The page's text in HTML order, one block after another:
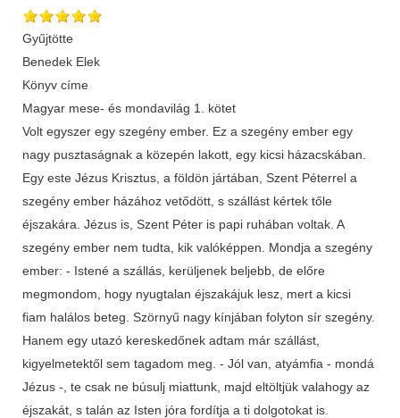
Gyűjtötte
Benedek Elek
Könyv címe
Magyar mese- és mondavilág 1. kötet
Volt egyszer egy szegény ember. Ez a szegény ember egy
nagy pusztaságnak a közepén lakott, egy kicsi házacskában.
Egy este Jézus Krisztus, a földön jártában, Szent Péterrel a
szegény ember házához vetődött, s szállást kértek tőle
éjszakára. Jézus is, Szent Péter is papi ruhában voltak. A
szegény ember nem tudta, kik valóképpen. Mondja a szegény
ember: - Istené a szállás, kerüljenek beljebb, de előre
megmondom, hogy nyugtalan éjszakájuk lesz, mert a kicsi
fiam halálos beteg. Szörnyű nagy kínjában folyton sír szegény.
Hanem egy utazó kereskedőnek adtam már szállást,
kigyelmetektől sem tagadom meg. - Jól van, atyámfia - mondá
Jézus -, te csak ne búsulj miattunk, majd eltöltjük valahogy az
éjszakát, s talán az Isten jóra fordítja a ti dolgotokat is.